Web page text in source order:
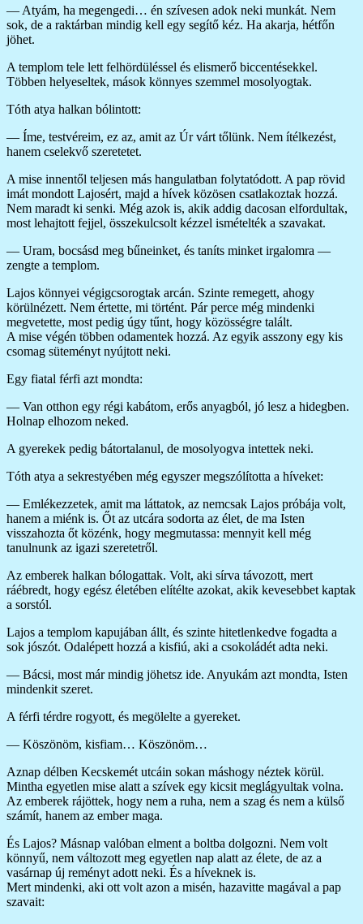
— Atyám, ha megengedi… én szívesen adok neki munkát. Nem
sok, de a raktárban mindig kell egy segítő kéz. Ha akarja, hétfőn
jöhet.
A templom tele lett felhördüléssel és elismerő biccentésekkel.
Többen helyeseltek, mások könnyes szemmel mosolyogtak.
Tóth atya halkan bólintott:
— Íme, testvéreim, ez az, amit az Úr várt tőlünk. Nem ítélkezést,
hanem cselekvő szeretetet.
A mise innentől teljesen más hangulatban folytatódott. A pap rövid
imát mondott Lajosért, majd a hívek közösen csatlakoztak hozzá.
Nem maradt ki senki. Még azok is, akik addig dacosan elfordultak,
most lehajtott fejjel, összekulcsolt kézzel ismételték a szavakat.
— Uram, bocsásd meg bűneinket, és taníts minket irgalomra —
zengte a templom.
Lajos könnyei végigcsorogtak arcán. Szinte remegett, ahogy
körülnézett. Nem értette, mi történt. Pár perce még mindenki
megvetette, most pedig úgy tűnt, hogy közösségre talált.
A mise végén többen odamentek hozzá. Az egyik asszony egy kis
csomag süteményt nyújtott neki.
Egy fiatal férfi azt mondta:
— Van otthon egy régi kabátom, erős anyagból, jó lesz a hidegben.
Holnap elhozom neked.
A gyerekek pedig bátortalanul, de mosolyogva intettek neki.
Tóth atya a sekrestyében még egyszer megszólította a híveket:
— Emlékezzetek, amit ma láttatok, az nemcsak Lajos próbája volt,
hanem a miénk is. Őt az utcára sodorta az élet, de ma Isten
visszahozta őt közénk, hogy megmutassa: mennyit kell még
tanulnunk az igazi szeretetről.
Az emberek halkan bólogattak. Volt, aki sírva távozott, mert
ráébredt, hogy egész életében elítélte azokat, akik kevesebbet kaptak
a sorstól.
Lajos a templom kapujában állt, és szinte hitetlenkedve fogadta a
sok jószót. Odalépett hozzá a kisfiú, aki a csokoládét adta neki.
— Bácsi, most már mindig jöhetsz ide. Anyukám azt mondta, Isten
mindenkit szeret.
A férfi térdre rogyott, és megölelte a gyereket.
— Köszönöm, kisfiam… Köszönöm…
Aznap délben Kecskemét utcáin sokan máshogy néztek körül.
Mintha egyetlen mise alatt a szívek egy kicsit meglágyultak volna.
Az emberek rájöttek, hogy nem a ruha, nem a szag és nem a külső
számít, hanem az ember maga.
És Lajos? Másnap valóban elment a boltba dolgozni. Nem volt
könnyű, nem változott meg egyetlen nap alatt az élete, de az a
vasárnap új reményt adott neki. És a híveknek is.
Mert mindenki, aki ott volt azon a misén, hazavitte magával a pap
szavait: